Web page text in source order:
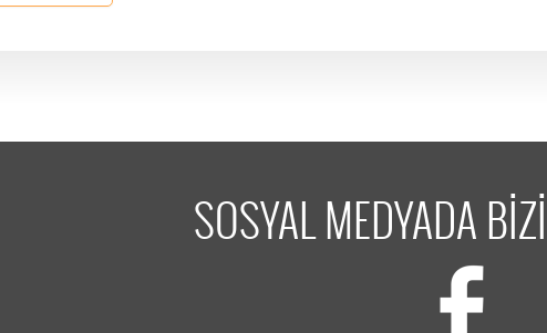
SOSYAL MEDYADA